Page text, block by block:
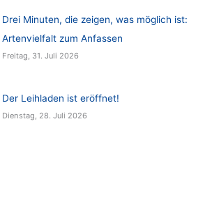
Drei Minuten, die zeigen, was möglich ist:
Artenvielfalt zum Anfassen
Freitag, 31. Juli 2026
Der Leihladen ist eröffnet!
Dienstag, 28. Juli 2026